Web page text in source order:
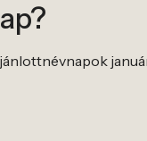
január